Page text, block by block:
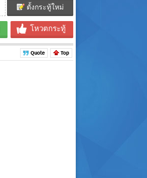
ตั้งกระทู้ใหม่
โหวตกระทู้